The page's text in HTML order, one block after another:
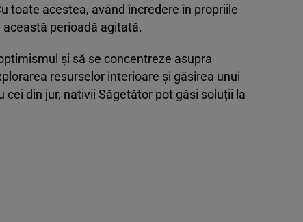
toate acestea, având încredere în propriile
perioadă agitată.
și să se concentreze asupra
resurselor interioare și găsirea unui
din jur, nativii Săgetător pot găsi soluții la